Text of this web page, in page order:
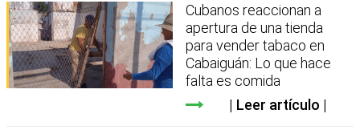
Cubanos reaccionan a
apertura de una tienda
para vender tabaco en
Cabaiguán: Lo que hace
falta es comida
Leer artículo